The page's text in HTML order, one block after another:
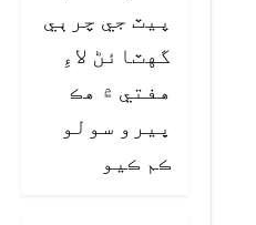
پيٽ جي چرٻي
گهٽائڻ لاءِ
هفتي ۾ هڪ
ڀيرو سولو
ڪم ڪيو